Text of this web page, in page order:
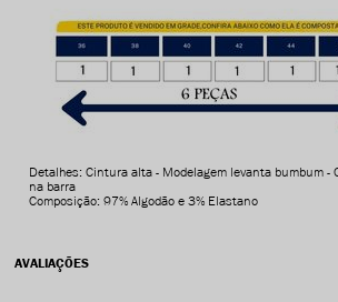
Detalhes: Cintura alta - Modelagem levanta bumbum -
na barra
Composição: 97% Algodão e 3% Elastano